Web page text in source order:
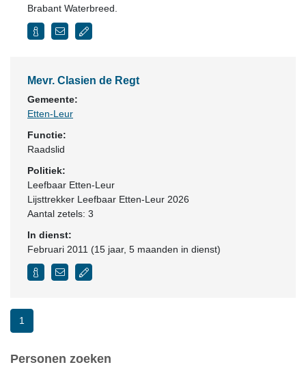
Brabant Waterbreed.
Mevr. Clasien de Regt
Gemeente:
Etten-Leur
Functie:
Raadslid
Politiek:
Leefbaar Etten-Leur
Lijsttrekker Leefbaar Etten-Leur 2026
Aantal zetels: 3
In dienst:
Februari 2011 (15 jaar, 5 maanden in dienst)
1
Personen zoeken